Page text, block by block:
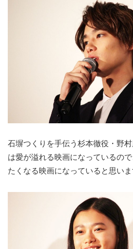
石塀つくりを手伝う杉本徹役・野
は愛が溢れる映画になっているの
たくなる映画になっていると思いま